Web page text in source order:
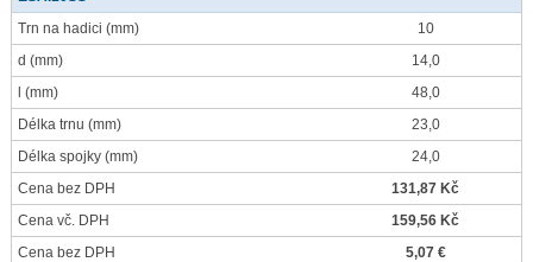
Trn na hadici (mm)
10
d (mm)
14,0
(mm)
48,0
Délka trnu (mm)
23,0
Délka spojky (mm)
24,0
Cena bez DPH
131,87 Kč
Cena vč. DPH
159,56 Kč
Cena bez DPH
5,07 €